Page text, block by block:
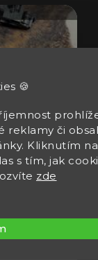
🍪
reklamy či
Kliknutím na
s tím, jak
zde
cal 50